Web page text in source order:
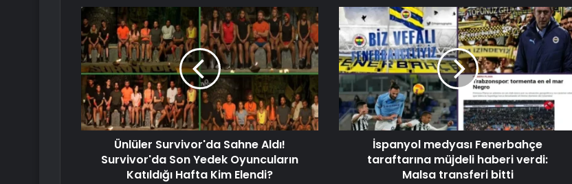
Ünlüler Survivor'da Sahne Aldı!
Survivor'da Son Yedek Oyuncuların
Katıldığı Hafta Kim Elendi?
İspanyol medyası Fenerbahçe
taraftarına müjdeli haberi verdi:
Malsa transferi bitti